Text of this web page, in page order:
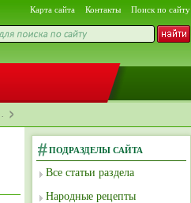
Карта сайта Контакты Поиск по сайту
ПОДРАЗДЕЛЫ САЙТА
Все статьи раздела
Народные рецепты